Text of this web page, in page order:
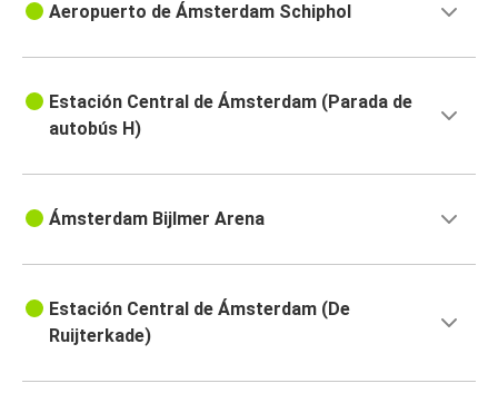
Aeropuerto de Ámsterdam Schiphol
Estación Central de Ámsterdam (Parada de
autobús H)
Ámsterdam Bijlmer Arena
Estación Central de Ámsterdam (De
Ruijterkade)